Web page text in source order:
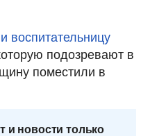
воспитательницу
подозревают в
поместили в
и новости только